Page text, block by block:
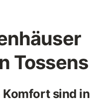
Tossens
sind in